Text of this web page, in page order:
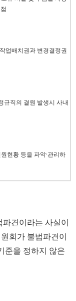
업배치권과 변경결정권
규직의 결원 발생시 사내
현황 등을 파악·관리하
견이라는 사실이
회가 불법파견이
준을 정하지 않은